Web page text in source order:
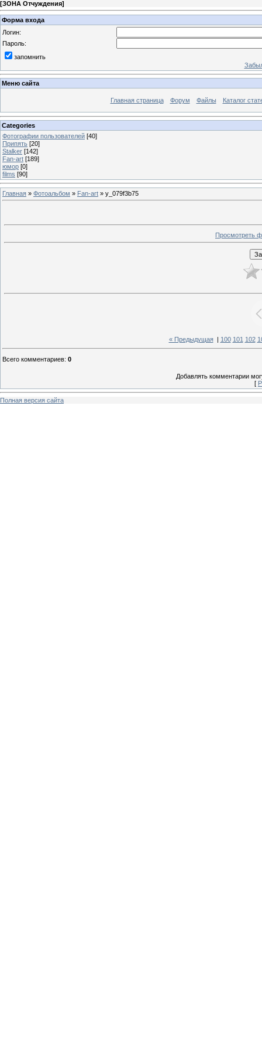
[ЗОНА Отчуждения]
Форма входа
Логин:
Пароль:
запомнить
Меню сайта
Главная страница Форум Файлы Каталог
Categories
Фотографии пользователей [40]
Припять [20]
Stalker [142]
Fan-art [189]
юмор [0]
films [90]
Главная » Фотоальбом » Fan-art » y_079f3b75
Просмотреть
« Предыдущая| 100 101 102
Всего комментариев: 0
Добавлять комментарии
[
Полная версия сайта